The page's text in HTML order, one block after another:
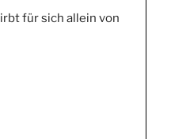
für sich allein von